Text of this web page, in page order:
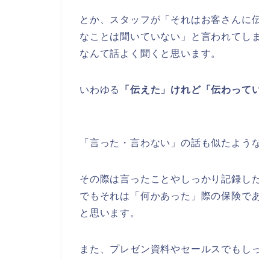
とか、スタッフが「それはお客さんに
なことは聞いていない」と言われてし
なんて話よく聞くと思います。
いわゆる 「伝えた」けれど「伝わって
「言った・言わない」の話も似たよう
その際は言ったことやしっかり記録し
でもそれは「何かあった」際の保険で
と思います。
また、プレゼン資料やセールスでもし